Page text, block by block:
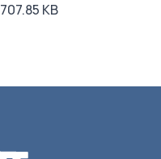
707.85 KB